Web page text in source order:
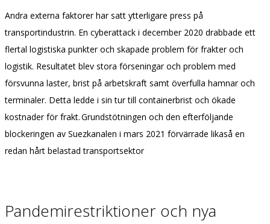
Andra externa faktorer har satt ytterligare press på
transportindustrin. En cyberattack i december 2020 drabbade ett
flertal logistiska punkter och skapade problem för frakter och
logistik. Resultatet blev stora förseningar och problem med
försvunna laster, brist på arbetskraft samt överfulla hamnar och
terminaler. Detta ledde i sin tur till containerbrist och ökade
kostnader för frakt.Grundstötningen och den efterföljande
blockeringen av Suezkanalen i mars 2021 förvärrade likaså en
redan hårt belastad transportsektor
Pandemirestriktioner och nya